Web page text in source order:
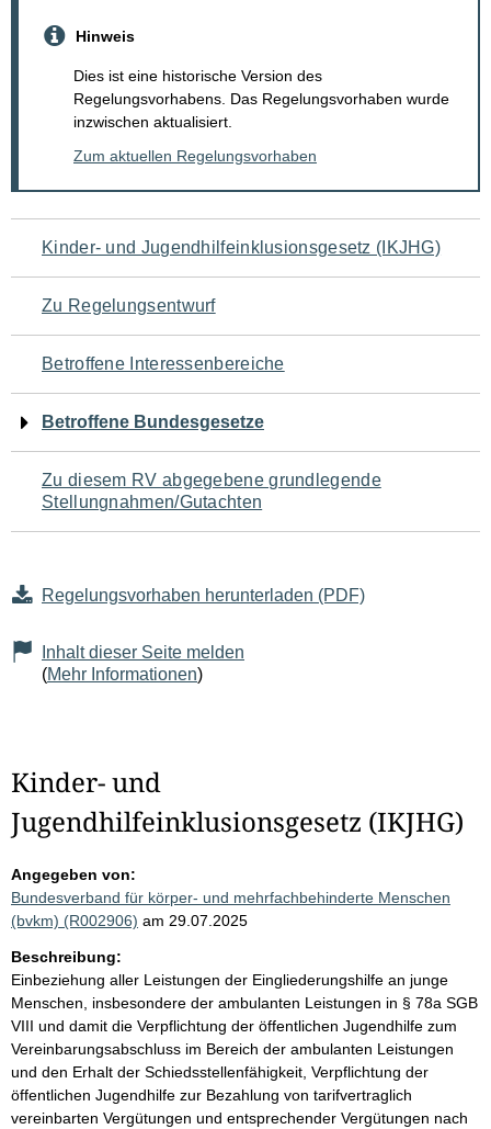
Hinweis
Dies ist eine historische Version des
Regelungsvorhabens. Das Regelungsvorhaben wurde
inzwischen aktualisiert.
Zum aktuellen Regelungsvorhaben
Navigation
für
den
Seiteninhalt
Kinder- und Jugendhilfeinklusionsgesetz (IKJHG)
Zu Regelungsentwurf
Betroffene Interessenbereiche
Betroffene Bundesgesetze
Zu diesem RV abgegebene grundlegende
Stellungnahmen/Gutachten
Regelungsvorhaben herunterladen (PDF)
Inhalt dieser Seite melden
(Mehr Informationen)
Kinder- und
Jugendhilfeinklusionsgesetz (IKJHG)
Angegeben von:
Bundesverband für körper- und mehrfachbehinderte Menschen
(bvkm) (R002906) am 29.07.2025
Beschreibung:
Einbeziehung aller Leistungen der Eingliederungshilfe an junge
Menschen, insbesondere der ambulanten Leistungen in § 78a SGB
VIII und damit die Verpflichtung der öffentlichen Jugendhilfe zum
Vereinbarungsabschluss im Bereich der ambulanten Leistungen
und den Erhalt der Schiedsstellenfähigkeit, Verpflichtung der
öffentlichen Jugendhilfe zur Bezahlung von tarifvertraglich
vereinbarten Vergütungen und entsprechender Vergütungen nach